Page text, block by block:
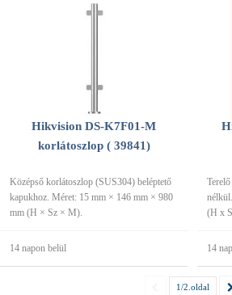
Hikvision DS-K7F01-M
korlátoszlop ( 39841)
Középső korlátoszlop (SUS304) beléptető
kapukhoz. Méret: 15 mm × 146 mm × 980
mm (H × Sz × M).
14 napon belül
(H x
14
1/2.oldal